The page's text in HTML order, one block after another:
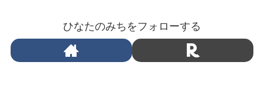
ひなたのみちをフォローする